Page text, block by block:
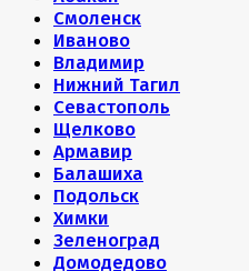
Смоленск
Иваново
Владимир
Нижний Тагил
Севастополь
Щелково
Армавир
Балашиха
Подольск
Химки
Зеленоград
Домодедово